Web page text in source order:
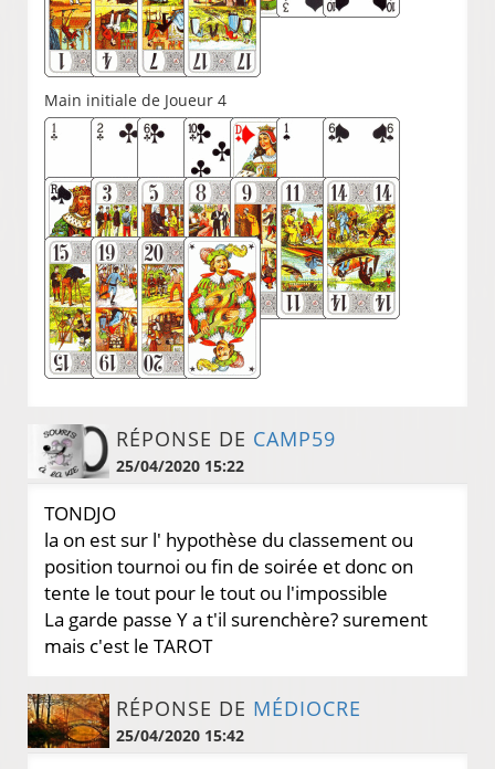
Main initiale de Joueur 4
RÉPONSE DE CAMP59
25/04/2020 15:22
TONDJO
la on est sur l' hypothèse du classement ou
position tournoi ou fin de soirée et donc on
tente le tout pour le tout ou l'impossible
La garde passe Y a t'il surenchère? surement
mais c'est le TAROT
RÉPONSE DE MÉDIOCRE
25/04/2020 15:42